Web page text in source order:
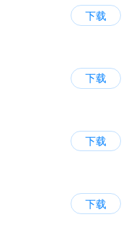
下载
下载
下载
下载